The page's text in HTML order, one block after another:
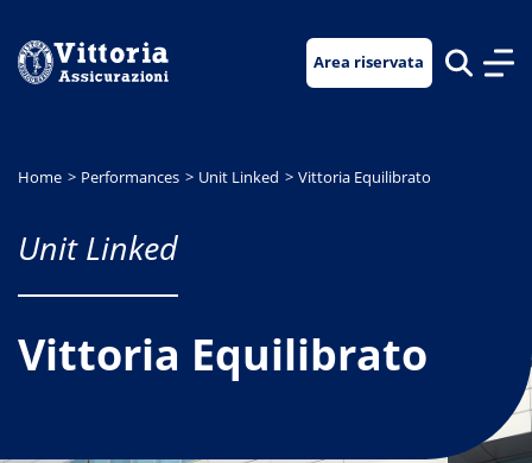
menu
contenuto
footer
Area riservata
Home Performances Unit Linked Vittoria Equilibrato
Unit Linked
Vittoria Equilibrato